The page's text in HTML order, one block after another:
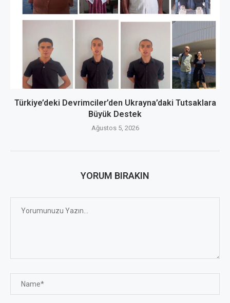
Türkiye’deki Devrimciler’den Ukrayna’daki Tutsaklara
Büyük Destek
Ağustos 5, 2026
YORUM BIRAKIN